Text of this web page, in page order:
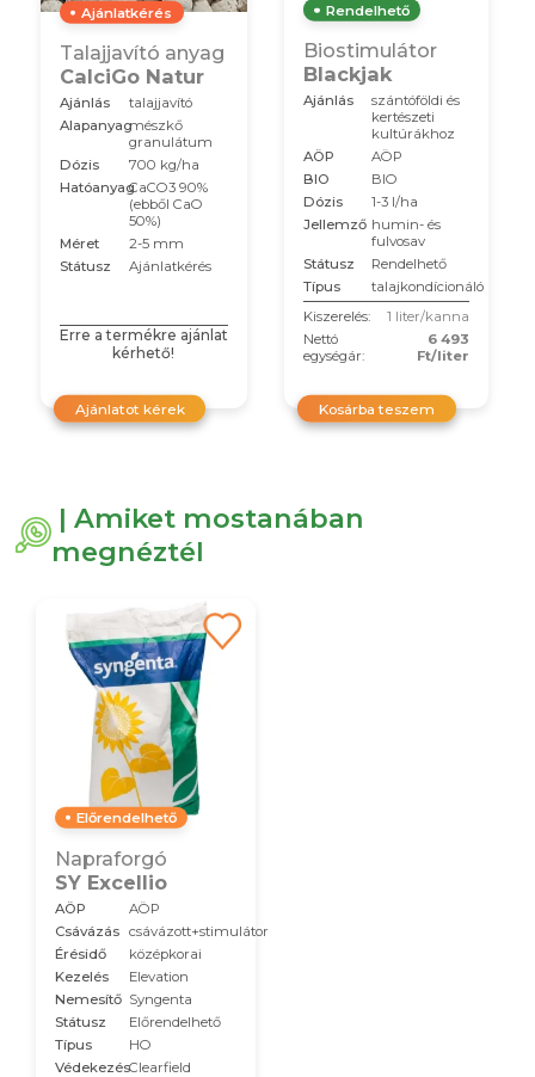
Ajánlatkérés
Talajjavító anyag
CalciGo Natur
Ajánlás
talajjavító
Alapanyagmészkő
granulátum
Dózis
700 kg/ha
HatóanyagCaCO3 90%
(ebből CaO
50%)
Méret
2-5 mm
Státusz
Ajánlatkérés
Erre a termékre ajánlat
kérhető!
Ajánlatot kérek
Rendelhető
Biostimulátor
Blackjak
Ajánlás
szántóföldi és
kertészeti
kultúrákhoz
AÖP
AÖP
BIO
BIO
Dózis
1-3 l/ha
Jellemző humin- és
fulvosav
Státusz
Rendelhető
Típus
talajkondícionáló
Kiszerelés:
1 liter/kanna
Nettó
egységár:
6 493
Ft/liter
Kosárba teszem
| Amiket mostanában
megnéztél
Előrendelhető
Napraforgó
SY Excellio
AÖP
AÖP
Csávázás csávázott+stimulátor
Érésidő
középkorai
Kezelés
Elevation
Nemesítő Syngenta
Státusz
Előrendelhető
Típus
HO
VédekezésClearfield